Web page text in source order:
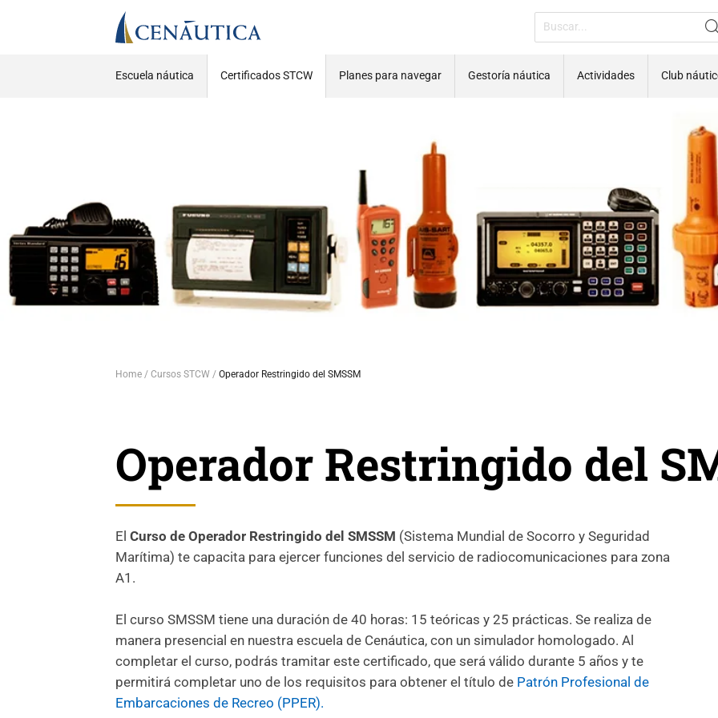
Escuela náutica Certificados STCW Planes para navegar Gestoría náutica Actividades Club
Home Cursos STCW Operador Restringido del SMSSM
Operador Restringido del
El Curso de Operador Restringido del SMSSM (Sistema Mundial de Socorro y Seguridad
Marítima) te capacita para ejercer funciones del servicio de radiocomunicaciones para zona
A1.
El curso SMSSM tiene una duración de 40 horas: 15 teóricas y 25 prácticas. Se realiza de
manera presencial en nuestra escuela de Cenáutica, con un simulador homologado. Al
completar el curso, podrás tramitar este certificado, que será válido durante 5 años y te
permitirá completar uno de los requisitos para obtener el título de Patrón Profesional de
Embarcaciones de Recreo (PPER).